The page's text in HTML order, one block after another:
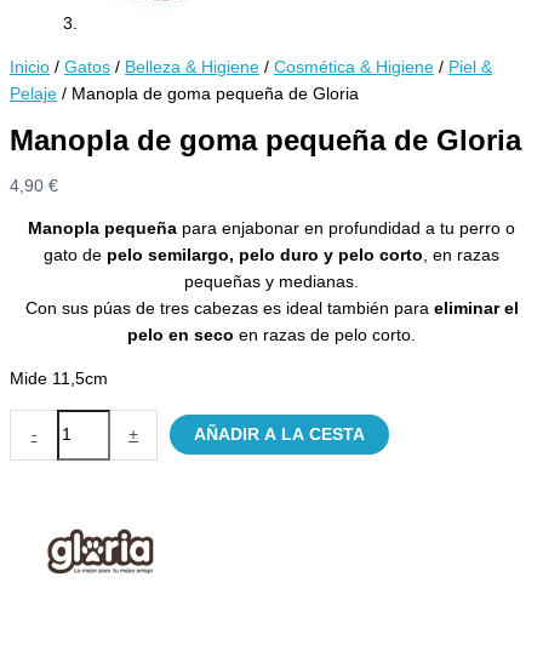
Inicio / Gatos / Belleza & Higiene / Cosmética & Higiene / Piel &
Pelaje / Manopla de goma pequeña de Gloria
Manopla de goma pequeña de Gloria
4,90 €
Manopla pequeña para enjabonar en profundidad a tu perro o
gato de pelo semilargo, pelo duro y pelo corto, en razas
pequeñas y medianas.
Con sus púas de tres cabezas es ideal también para eliminar el
pelo en seco en razas de pelo corto.
Mide 11,5cm
-
Gloria
cantidad
+ AÑADIR A LA CESTA